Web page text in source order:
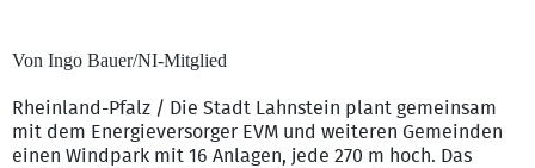
Von Ingo Bauer/NI-Mitglied
Rheinland-Pfalz / Die Stadt Lahnstein plant gemeinsam
mit dem Energieversorger EVM und weiteren Gemeinden
einen Windpark mit 16 Anlagen, jede 270 m hoch. Das